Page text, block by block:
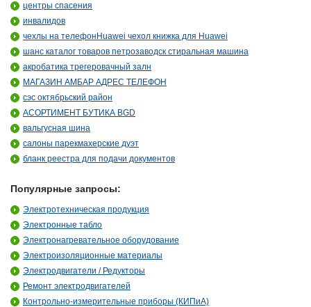
центры спасения
инвалидов
чехлы на телефонHuawei чехол книжка для Huawei
шанс каталог товаров петрозаводск стиральная машина
акробатика трегеровачный залн
МАГАЗИН АМБАР АДРЕС ТЕЛЕФОН
сэс октябрьский район
АСОРТИМЕНТ БУТИКА BGD
вальгусная шина
салоны парекмахерские дуэт
бланк реестра для подачи документов
Популярные запросы:
Электротехническая продукция
Электронные табло
Электронагревательное оборудование
Электроизоляционные материалы
Электродвигатели / Редукторы
Ремонт электродвигателей
Контрольно-измерительные приборы (КИПиА)